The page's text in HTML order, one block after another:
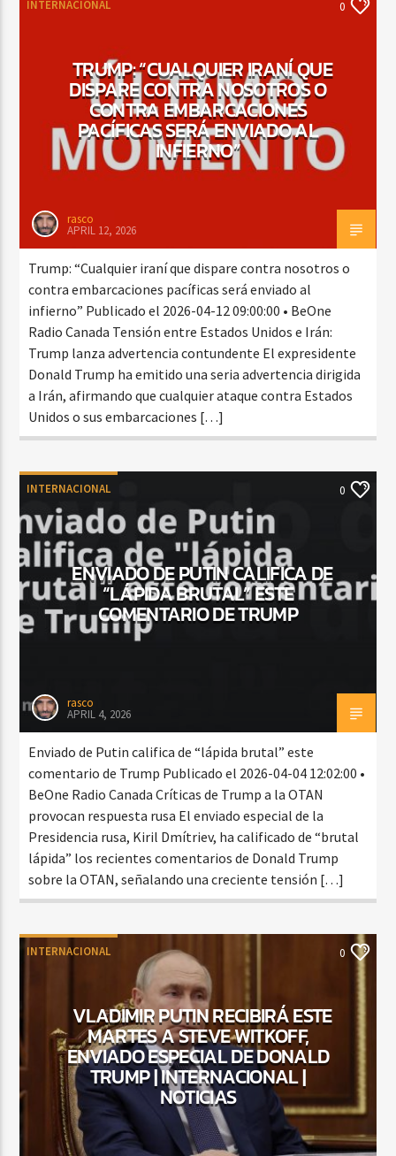
INTERNACIONAL 0
TRUMP: “CUALQUIER IRANÍ QUE
DISPARE CONTRA NOSOTROS O
CONTRA EMBARCACIONES
PACÍFICAS SERÁ ENVIADO AL
INFIERNO”
rasco
APRIL 12, 2026
Trump: “Cualquier iraní que dispare contra nosotros o
contra embarcaciones pacíficas será enviado al
infierno” Publicado el 2026-04-12 09:00:00 • BeOne
Radio Canada Tensión entre Estados Unidos e Irán:
Trump lanza advertencia contundente El expresidente
Donald Trump ha emitido una seria advertencia dirigida
a Irán, afirmando que cualquier ataque contra Estados
Unidos o sus embarcaciones […]
INTERNACIONAL 0
ENVIADO DE PUTIN CALIFICA DE
“LÁPIDA BRUTAL” ESTE
COMENTARIO DE TRUMP
rasco
APRIL 4, 2026
Enviado de Putin califica de “lápida brutal” este
comentario de Trump Publicado el 2026-04-04 12:02:00 •
BeOne Radio Canada Críticas de Trump a la OTAN
provocan respuesta rusa El enviado especial de la
Presidencia rusa, Kiril Dmítriev, ha calificado de “brutal
lápida” los recientes comentarios de Donald Trump
sobre la OTAN, señalando una creciente tensión […]
INTERNACIONAL 0
VLADIMIR PUTIN RECIBIRÁ ESTE
MARTES A STEVE WITKOFF,
ENVIADO ESPECIAL DE DONALD
TRUMP | INTERNACIONAL |
NOTICIAS